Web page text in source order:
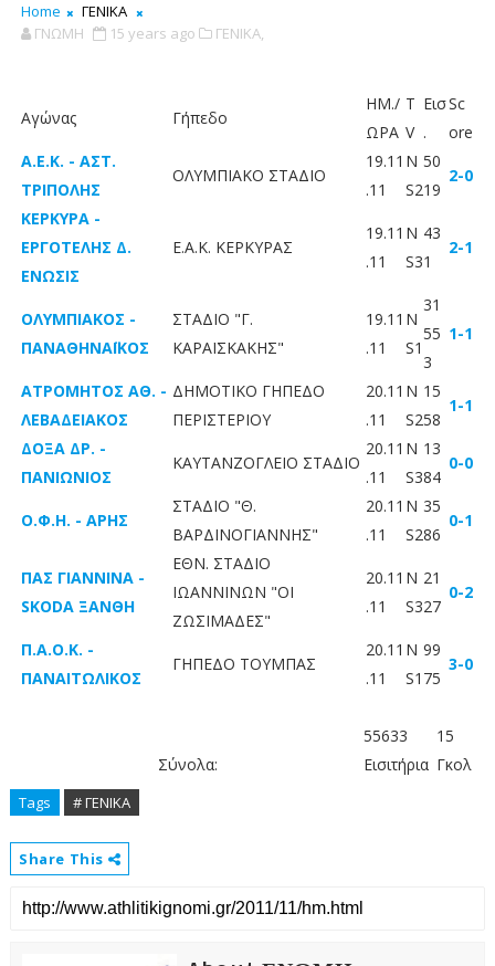
Home
ΓΕΝΙΚΑ
ΓΝΩΜΗ
15 years ago ΓΕΝΙΚΑ,
Αγώνας Γήπεδο
HM./
ΩΡΑ
T
V
Εισ
.
Sc
ore
A.E.K. - ΑΣΤ.
ΤΡΙΠΟΛΗΣ
ΟΛΥΜΠΙΑΚΟ ΣΤΑΔΙΟ
19.11
.11
N
S2
50
19
2-0
ΚΕΡΚΥΡΑ -
ΕΡΓΟΤΕΛΗΣ Δ.
ΕΝΩΣΙΣ
E.A.K. KΕΡΚΥΡΑΣ
19.11
.11
N
S3
43
1
2-1
ΟΛΥΜΠΙΑΚΟΣ -
ΠΑΝΑΘΗΝΑΪΚΟΣ
ΣΤΑΔΙΟ "Γ.
ΚΑΡΑΪΣΚΑΚΗΣ"
19.11
.11
N
S1
31
55
3
1-1
ΑΤΡΟΜΗΤΟΣ ΑΘ. -
ΛΕΒΑΔΕΙΑΚΟΣ
ΔΗΜΟΤΙΚΟ ΓΗΠΕΔΟ
ΠΕΡΙΣΤΕΡΙΟΥ
20.11
.11
N
S2
15
58
1-1
ΔΟΞΑ ΔΡ. -
ΠΑΝΙΩΝΙΟΣ
ΚΑΥΤΑΝΖΟΓΛΕΙΟ ΣΤΑΔΙΟ
20.11
.11
N
S3
13
84
0-0
Ο.Φ.Η. - ΑΡΗΣ
ΣΤΑΔΙΟ "Θ.
ΒΑΡΔΙΝΟΓΙΑΝΝΗΣ"
20.11
.11
N
S2
35
86
0-1
ΠΑΣ ΓΙΑΝΝΙΝΑ -
SKODA ΞΑΝΘΗ
ΕΘΝ. ΣΤΑΔΙΟ
ΙΩΑΝΝΙΝΩΝ "ΟΙ
ΖΩΣΙΜΑΔΕΣ"
20.11
.11
N
S3
21
27
0-2
Π.Α.Ο.Κ. -
ΠΑΝΑΙΤΩΛΙΚΟΣ
ΓΗΠΕΔΟ ΤΟΥΜΠΑΣ
20.11
.11
N
S1
99
75
3-0
Σύνολα:
55633
Εισιτήρια
15
Γκολ
Tags # ΓΕΝΙΚΑ
Share This